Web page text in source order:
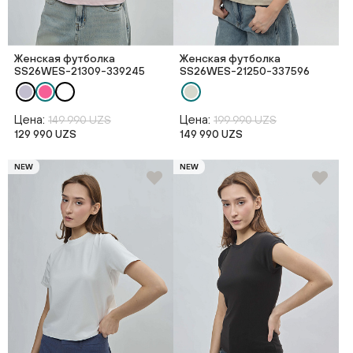
Женская футболка
SS26WES-21309-339245
Цена: 149 990 UZS
129 990 UZS
Женская футболка
SS26WES-21250-337596
Цена: 199 990 UZS
149 990 UZS
NEW NEW